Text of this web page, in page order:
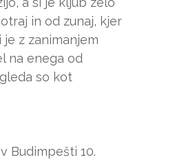
in od zunaj, kjer
z zanimanjem
na enega od
so kot
Budimpešti 10.